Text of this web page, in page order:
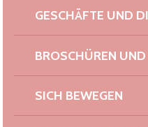
GESCHÄFTE UND
BROSCHÜREN
SICH BEWEGEN